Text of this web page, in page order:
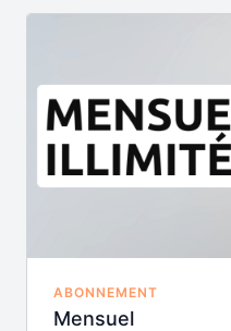
ABONNEMENT
Mensuel